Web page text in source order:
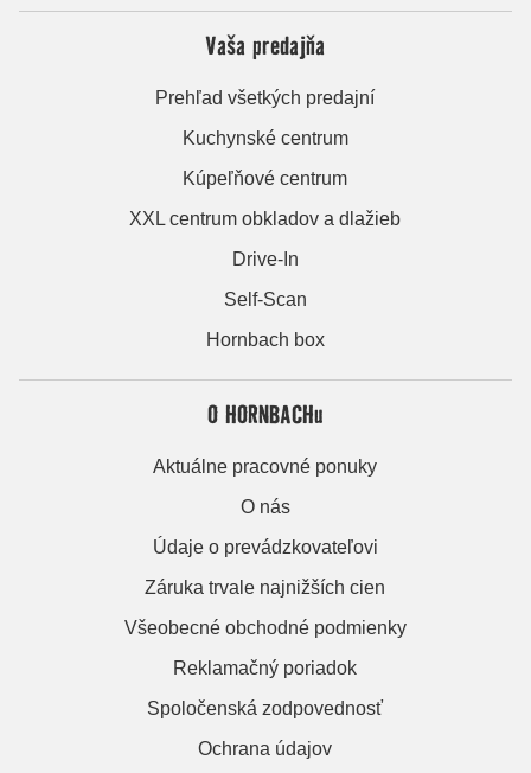
Vaša predajňa
Prehľad všetkých predajní
Kuchynské centrum
Kúpeľňové centrum
XXL centrum obkladov a dlažieb
Drive-In
Self-Scan
Hornbach box
O HORNBACHu
Aktuálne pracovné ponuky
O nás
Údaje o prevádzkovateľovi
Záruka trvale najnižších cien
Všeobecné obchodné podmienky
Reklamačný poriadok
Spoločenská zodpovednosť
Ochrana údajov